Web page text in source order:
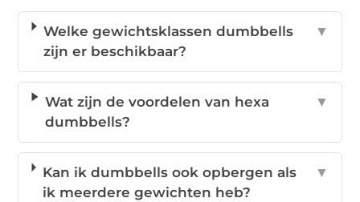
Welke gewichtsklassen dumbbells
zijn er beschikbaar?
▼
Wat zijn de voordelen van hexa
dumbbells?
▼
Kan ik dumbbells ook opbergen als
ik meerdere gewichten heb?
▼